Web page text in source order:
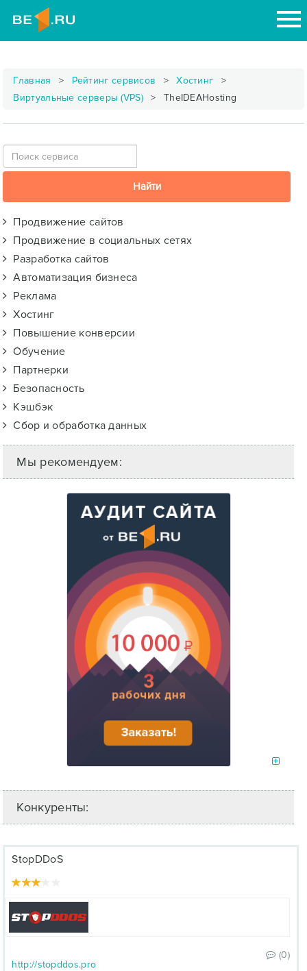
Главная Рейтинг сервисов
Хостинг
Виртуальные серверы (VPS)
TheIDEAHosting
Продвижение сайтов
Продвижение в социальных сетях
Разработка сайтов
Автоматизация бизнеса
Реклама
Хостинг
Повышение конверсии
Обучение
Партнерки
Безопасность
Кэшбэк
Сбор и обработка данных
Мы рекомендуем:
Конкуренты:
StopDDoS
(0)
http://stopddos.pro